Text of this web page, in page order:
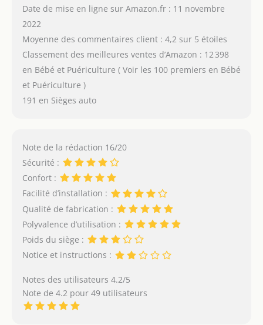
Date de mise en ligne sur Amazon.fr : 11 novembre
2022
Moyenne des commentaires client : 4,2 sur 5 étoiles
Classement des meilleures ventes d’Amazon : 12 398
en Bébé et Puériculture ( Voir les 100 premiers en Bébé
et Puériculture )
191 en Sièges auto
Note de la rédaction 16/20
Sécurité :
Confort :
Facilité d’installation :
Qualité de fabrication :
Polyvalence d’utilisation :
Poids du siège :
Notice et instructions :
Notes des utilisateurs 4.2/5
Note de 4.2 pour 49 utilisateurs